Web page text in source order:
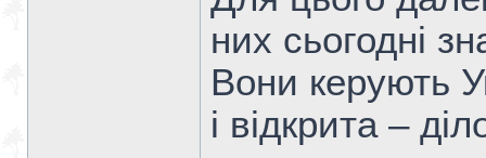
них сьогодні
Вони керують
і відкрита –